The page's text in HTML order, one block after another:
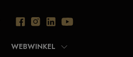
WEBWINKEL